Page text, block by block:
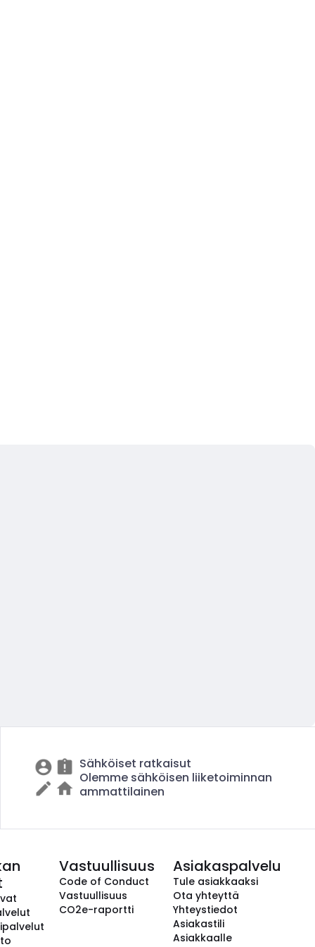
Sähköiset ratkaisut
Olemme sähköisen liiketoiminnan
ammattilainen
Vastuullisuus
Code of Conduct
Vastuullisuus
CO2e-raportti
Asiakaspalvelu
Tule asiakkaaksi
Ota yhteyttä
Yhteystiedot
Asiakastili
Asiakkaalle